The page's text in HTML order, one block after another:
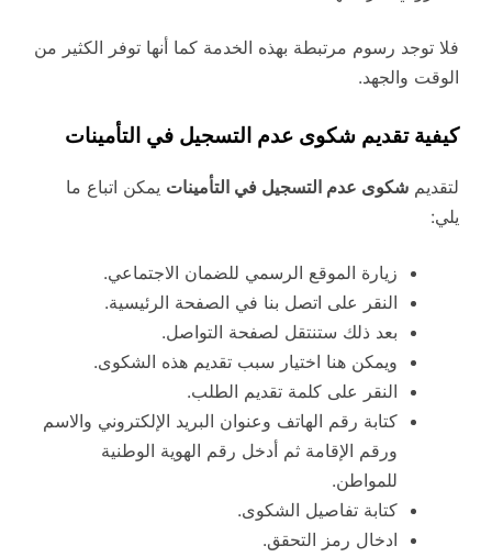
فلا توجد رسوم مرتبطة بهذه الخدمة كما أنها توفر الكثير من
الوقت والجهد.
كيفية تقديم شكوى عدم التسجيل في التأمينات
لتقديم شكوى عدم التسجيل في التأمينات يمكن اتباع ما
يلي:
زيارة الموقع الرسمي للضمان الاجتماعي.
النقر على اتصل بنا في الصفحة الرئيسية.
بعد ذلك ستنتقل لصفحة التواصل.
ويمكن هنا اختيار سبب تقديم هذه الشكوى.
النقر على كلمة تقديم الطلب.
كتابة رقم الهاتف وعنوان البريد الإلكتروني والاسم
ورقم الإقامة ثم أدخل رقم الهوية الوطنية
للمواطن.
كتابة تفاصيل الشكوى.
ادخال رمز التحقق.